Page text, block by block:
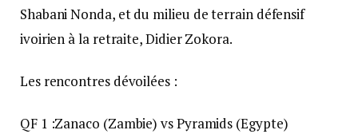
Shabani Nonda, et du milieu de terrain défensif
ivoirien à la retraite, Didier Zokora.
Les rencontres dévoilées :
QF 1 :Zanaco (Zambie) vs Pyramids (Egypte)